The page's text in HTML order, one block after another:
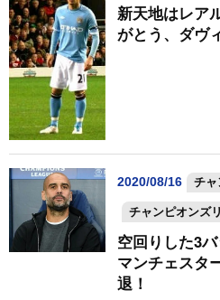
新天地はレア
がとう、ダヴ
2020/08/16 チャ
チャンピオンズ
空回りした3
マンチェスタ
退！